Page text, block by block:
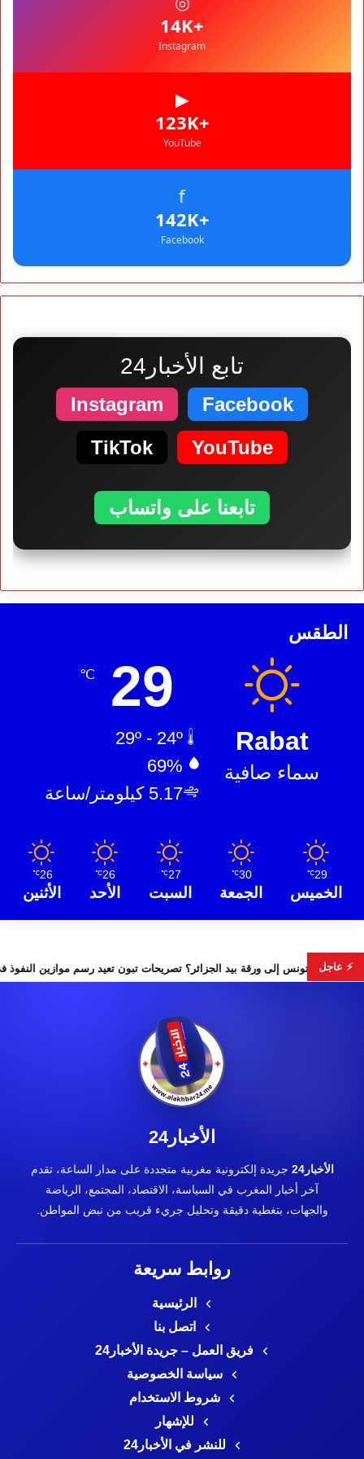
+14K
Instagram
▶
+123K
YouTube
f
+142K
Facebook
تابع الأخبار24
Facebook
Instagram
YouTube
TikTok
تابعنا على واتساب
الطقس
Rabat
سماء صافية
29
℃
69%
5.17 كيلومتر/ساعة
29
℃
الخميس
30
℃
الجمعة
27
℃
السبت
26
℃
الأحد
26
℃
الأثنين
⚡ عاجل هل تتحول تونس إلى ورقة بيد الجزائر؟ تصريحات تبون تعيد
الأخبار24
الأخبار24
جريدة إلكترونية مغربية متجددة على مدار الساعة، تقدم
آخر أخبار المغرب في السياسة، الاقتصاد، المجتمع، الرياضة
والجهات، بتغطية دقيقة وتحليل جريء قريب من نبض المواطن.
روابط سريعة
الرئيسية
اتصل بنا
فريق العمل – جريدة الأخبار24
سياسة الخصوصية
شروط الاستخدام
للإشهار
للنشر في الأخبار24